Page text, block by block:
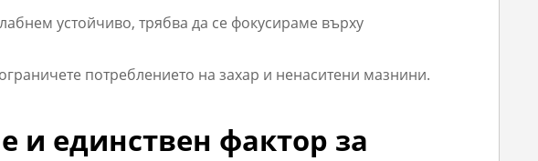
устойчиво, трябва да се фокусираме върху
потреблението на захар и ненаситени мазнини.
и единствен фактор за